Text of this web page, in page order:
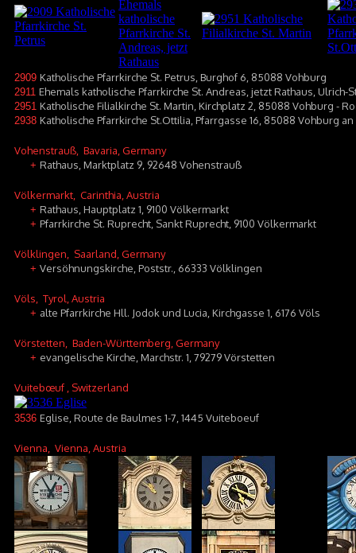
2909 Katholische Pfarrkirche St. Petrus, Burghof 6, 85088 Vohburg
2911 Ehemals katholische Pfarrkirche St. Andreas, jetzt Rathaus,
2951 Katholische Filialkirche St. Martin, Kirchplatz 2, 85088 Vohburg -
2938 Katholische Pfarrkirche St.Ottilia, Pfarrgasse 16, 85088 Vohburg
Vohenstrauß , Bavaria, Germany
+ Rathaus, Marktplatz 9, 92648 Vohenstrauß
Völkermarkt , Carinthia, Austria
+ Rathaus, Hauptplatz 1, 9100 Völkermarkt
+ Pfarrkirche St. Ruprecht, Sankt Ruprecht, 9100 Völkermarkt
Völklingen , Saarland, Germany
+ Versöhnungskirche, Poststr., 66333 Völklingen
Völs , Tyrol, Austria
+ alte Pfarrkirche Hll. Jodok und Lucia, Kirchgasse 1, 6176 Völs
Vörstetten , Baden-Württemberg, Germany
+ evangelische Kirche, Marchstr. 1, 79279 Vörstetten
Vuitebœuf , Switzerland
3536 Eglise, Route de Baulmes 1-7, 1445 Vuiteboeuf
Vienna , Vienna, Austria